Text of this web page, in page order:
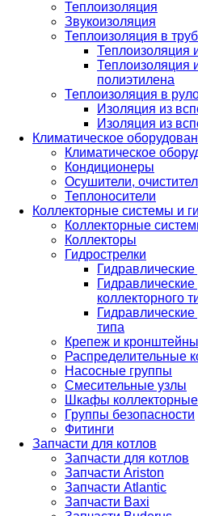
Теплоизоляция
Звукоизоляция
Теплоизоляция в
Теплоизоляция
Теплоизоляция
полиэтилена
Теплоизоляция в
Изоляция из
Изоляция из
Климатическое
Климатическое
Кондиционеры
Осушители,
Теплоносители
Коллекторные системы и
Коллекторные
Коллекторы
Гидрострелки
Гидравлические
Гидравлические
коллекторного
типа
Крепеж и кронштейны
Распределительные
Насосные группы
Смесительные узлы
Шкафы коллекторные
Группы безопасности
Фитинги
Запчасти для котлов
Запчасти для котлов
Запчасти Ariston
Запчасти Atlantic
Запчасти Baxi